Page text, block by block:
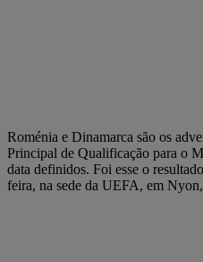
Roménia e Dinamarca são os
Principal de Qualificação para o
data definidos. Foi esse o
feira, na sede da UEFA, em